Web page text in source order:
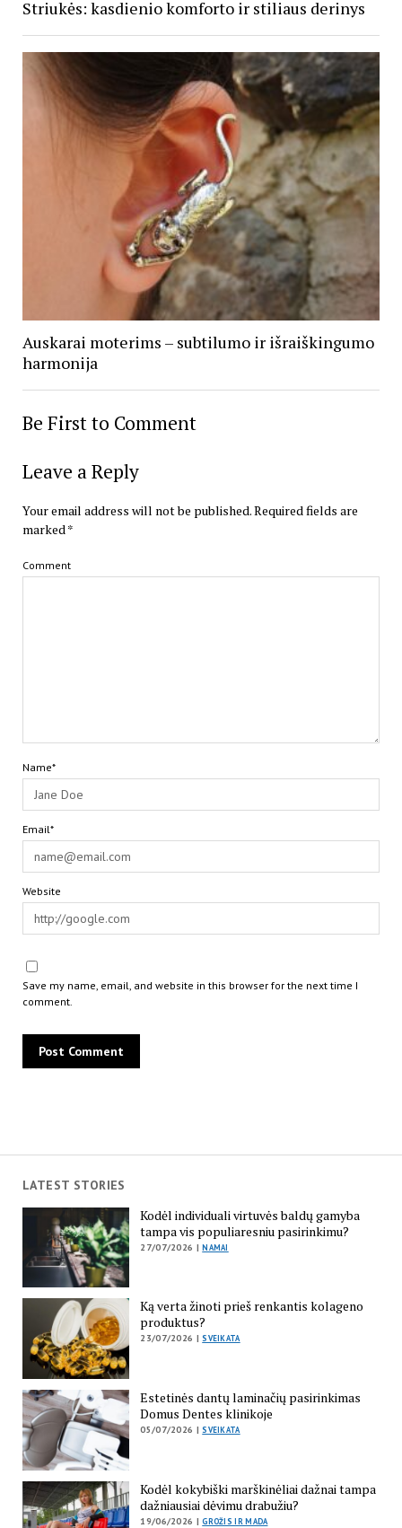
Striukės: kasdienio komforto ir stiliaus derinys
Auskarai moterims – subtilumo ir išraiškingumo
harmonija
Be First to Comment
Leave a Reply
Your email address will not be published.Required fields are
marked*
Comment
Name*
Email*
Website
Save my name, email, and website in this browser for the next time I
comment.
LATEST STORIES
Kodėl individuali virtuvės baldų gamyba
tampa vis populiaresniu pasirinkimu?
27/07/2026 |NAMAI
Ką verta žinoti prieš renkantis kolageno
produktus?
23/07/2026 |SVEIKATA
Estetinės dantų laminačių pasirinkimas
Domus Dentes klinikoje
05/07/2026 |SVEIKATA
Kodėl kokybiški marškinėliai dažnai tampa
dažniausiai dėvimu drabužiu?
19/06/2026 |GROŽIS IR MADA